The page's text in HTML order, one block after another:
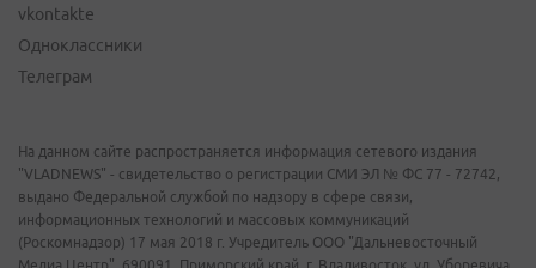
vkontakte
Одноклассники
Телеграм
На данном сайте распространяется информация сетевого издания
"VLADNEWS" - свидетельство о регистрации СМИ ЭЛ № ФС 77 - 72742,
выдано Федеральной службой по надзору в сфере связи,
информационных технологий и массовых коммуникаций
(Роскомнадзор) 17 мая 2018 г. Учредитель ООО "Дальневосточный